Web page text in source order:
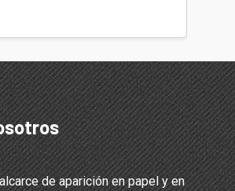
de aparición en papel y en